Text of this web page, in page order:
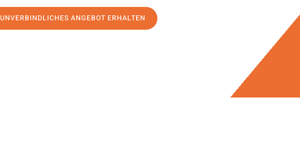
UNVERBINDLICHES ANGEBOT ERHALTEN